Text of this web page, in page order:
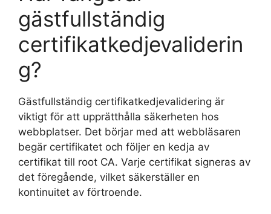
gästfullständig
certifikatkedjevaliderin
g?
Gästfullständig certifikatkedjevalidering är
viktigt för att upprätthålla säkerheten hos
webbplatser. Det börjar med att webbläsaren
begär certifikatet och följer en kedja av
certifikat till root CA. Varje certifikat signeras av
det föregående, vilket säkerställer en
kontinuitet av förtroende.